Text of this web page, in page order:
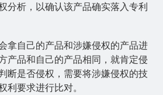
分析，以确认该产品确实落入专利
拿自己的产品和涉嫌侵权的产品进
产品和自己的产品相同，就肯定侵
断是否侵权，需要将涉嫌侵权的技
利要求进行比对。